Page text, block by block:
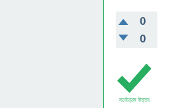
0
0
সর্বোত্তম উত্তর